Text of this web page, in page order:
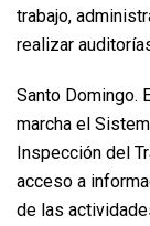
trabajo,
realizar
Santo Domingo.
marcha el
Inspección del
acceso a
de las